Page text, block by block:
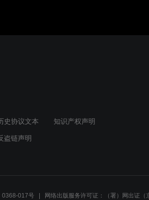
史协议文本 知识产权声明
盗链声明
0368-017号 网络出版服务许可证：（署）网出证（